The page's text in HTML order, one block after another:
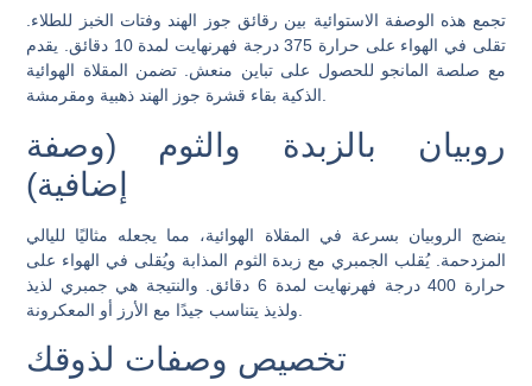
تجمع هذه الوصفة الاستوائية بين رقائق جوز الهند وفتات الخبز للطلاء.
تقلى في الهواء على حرارة 375 درجة فهرنهايت لمدة 10 دقائق. يقدم
مع صلصة المانجو للحصول على تباين منعش. تضمن المقلاة الهوائية
الذكية بقاء قشرة جوز الهند ذهبية ومقرمشة.
روبيان بالزبدة والثوم (وصفة
إضافية)
ينضج الروبيان بسرعة في المقلاة الهوائية، مما يجعله مثاليًا لليالي
المزدحمة. يُقلب الجمبري مع زبدة الثوم المذابة ويُقلى في الهواء على
حرارة 400 درجة فهرنهايت لمدة 6 دقائق. والنتيجة هي جمبري لذيذ
تخصيص وصفات لذوقك